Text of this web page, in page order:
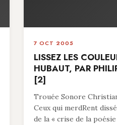
7 OCT 2005
LISSEZ LES
HUBAUT, PAR
[2]
Trouée Sonore
Ceux qui merdRent
de la « crise de la